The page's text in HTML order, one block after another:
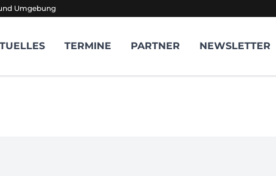
Umgebung
TERMINE PARTNER NEWSLETTER